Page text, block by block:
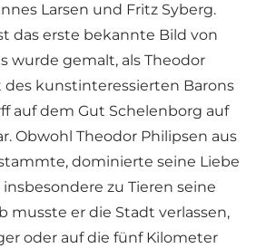
Larsen und Fritz Syberg.
das erste bekannte Bild von
wurde gemalt, als Theodor
des kunstinteressierten Barons
auf dem Gut Schelenborg auf
Obwohl Theodor Philipsen aus
dominierte seine Liebe
zu Tieren seine
musste er die Stadt verlassen,
oder auf die fünf Kilometer